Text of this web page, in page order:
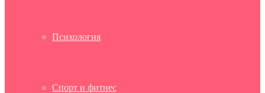
Психология
Спорт и фитнес